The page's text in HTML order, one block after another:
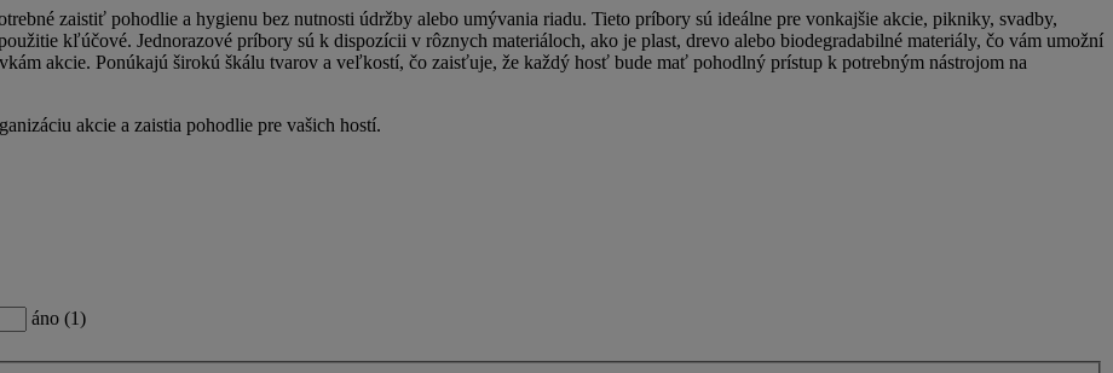
zaistiť pohodlie a hygienu bez nutnosti údržby alebo umývania riadu. Tieto príbory sú ideálne pre vonkajšie akcie, pikniky, svadby,
kľúčové. Jednorazové príbory sú k dispozícii v rôznych materiáloch, ako je plast, drevo alebo biodegradabilné materiály, čo vám umožní
akcie. Ponúkajú širokú škálu tvarov a veľkostí, čo zaisťuje, že každý hosť bude mať pohodlný prístup k potrebným nástrojom na
akcie a zaistia pohodlie pre vašich hostí.
áno (1)